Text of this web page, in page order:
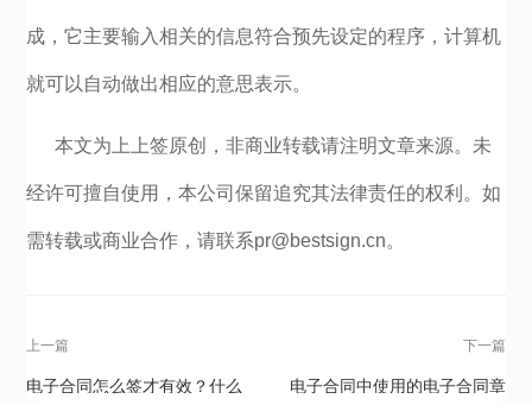
成，它主要输入相关的信息符合预先设定的程序，计算机
就可以自动做出相应的意思表示。
本文为上上签原创，非商业转载请注明文章来源。未
经许可擅自使用，本公司保留追究其法律责任的权利。如
需转载或商业合作，请联系pr@bestsign.cn。
上一篇
电子合同怎么签才有效？什么
下一篇
电子合同中使用的电子合同章